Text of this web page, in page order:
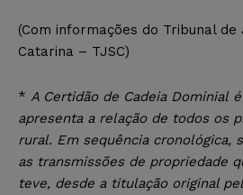
(Com informações do Tribunal de
Catarina – TJSC)
* A Certidão de Cadeia Dominial
apresenta a relação de todos os
rural. Em sequência cronológica,
as transmissões de propriedade
teve, desde a titulação original